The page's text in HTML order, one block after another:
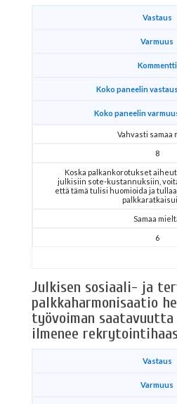
Vastaus
Varmuus
Kommentti
Koko paneelin
Koko paneelin
Vahvasti samaa
8
Koska palkankorotukset
julkisiin sote-kustannuksiin,
että tämä tulisi huomioida ja
Samaa
6
Julkisen sosiaali- ja
palkkaharmonisaatio
työvoiman
ilmenee
Vastaus
Varmuus